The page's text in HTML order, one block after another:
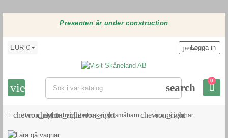
Presenten är under construction
EUR €
view_headline search
person
Logga in
0
chevron_right
Barnchevron_right
Till babychevron_right
Leksaker för småbarn chevron_right
Lära gå vagnar